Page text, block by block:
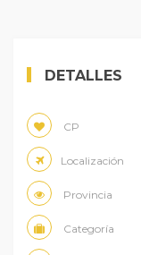
DETALLES
CP
Localización
Provincia
Categoría